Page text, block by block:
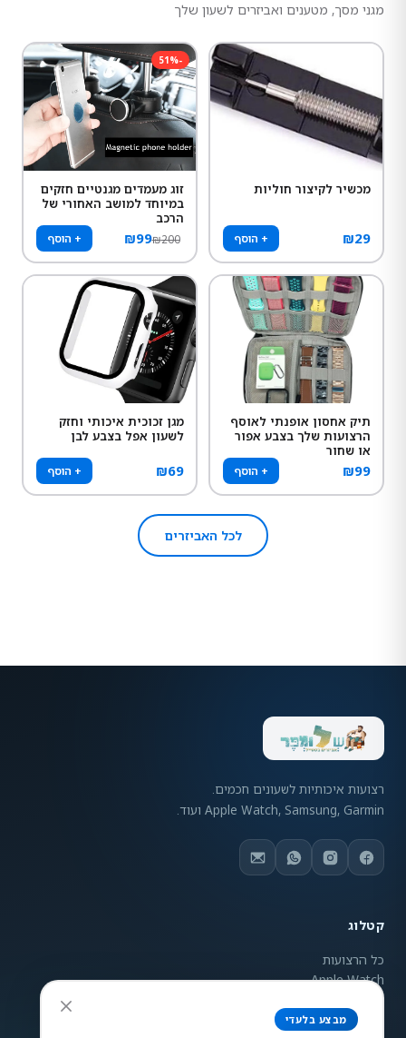
מגני מסך, מטענים ואביזרים לשעון שלך
מכשיר לקיצור חוליות
₪29 + הוסף
-
51%
זוג מעמדים מגנטיים חזקים
במיוחד למושב האחורי של
הרכב
₪99₪200 + הוסף
תיק אחסון אופנתי לאוסף
הרצועות שלך בצבע אפור
או שחור
₪99 + הוסף
מגן זכוכית איכותי וחזק
לשעון אפל בצבע לבן
₪69 + הוסף
לכל האביזרים
רצועות איכותיות לשעונים חכמים.
Apple Watch, Samsung, Garmin ועוד.
קטלוג
כל הרצועות
Apple Watch
Samsung Galaxy
Garmin
ניגודיות צבעיםמבצע בלעדי